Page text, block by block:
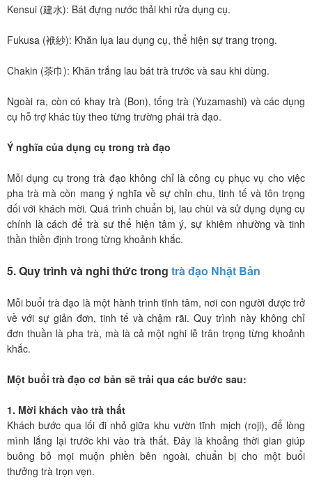
Kensui (建水): Bát đựng nước thải khi rửa dụng cụ.
Fukusa (袱紗): Khăn lụa lau dụng cụ, thể hiện sự trang trọng.
Chakin (茶巾): Khăn trắng lau bát trà trước và sau khi dùng.
Ngoài ra, còn có khay trà (Bon), tống trà (Yuzamashi) và các dụng
cụ hỗ trợ khác tùy theo từng trường phái trà đạo.
Ý nghĩa của dụng cụ trong trà đạo
Mỗi dụng cụ trong trà đạo không chỉ là công cụ phục vụ cho việc
pha trà mà còn mang ý nghĩa về sự chỉn chu, tinh tế và tôn trọng
đối với khách mời. Quá trình chuẩn bị, lau chùi và sử dụng dụng cụ
chính là cách để trà sư thể hiện tâm ý, sự khiêm nhường và tinh
thần thiền định trong từng khoảnh khắc.
5. Quy trình và nghi thức trong trà đạo Nhật Bản
Mỗi buổi trà đạo là một hành trình tĩnh tâm, nơi con người được trở
về với sự giản đơn, tinh tế và chậm rãi. Quy trình này không chỉ
đơn thuần là pha trà, mà là cả một nghi lễ trân trọng từng khoảnh
khắc.
Một buổi trà đạo cơ bản sẽ trải qua các bước sau:
1. Mời khách vào trà thất
Khách bước qua lối đi nhỏ giữa khu vườn tĩnh mịch (roji), để lòng
mình lắng lại trước khi vào trà thất. Đây là khoảng thời gian giúp
buông bỏ mọi muộn phiền bên ngoài, chuẩn bị cho một buổi
thưởng trà trọn vẹn.